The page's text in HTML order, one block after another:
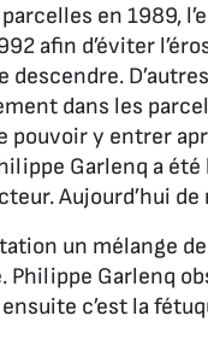
en 1989,
afin d’éviter
descendre.
dans les
y entrer
Garlenq a
Aujourd’hui
un mélange
Garlenq
c’est la